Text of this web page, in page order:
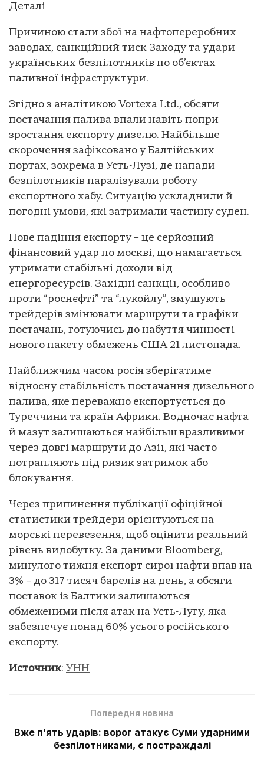
Деталі
Причиною стали збої на нафтопереробних
заводах, санкційний тиск Заходу та удари
українських безпілотників по об’єктах
паливної інфраструктури.
Згідно з аналітикою Vortexa Ltd., обсяги
постачання палива впали навіть попри
зростання експорту дизелю. Найбільше
скорочення зафіксовано у Балтійських
портах, зокрема в Усть-Лузі, де напади
безпілотників паралізували роботу
експортного хабу. Ситуацію ускладнили й
погодні умови, які затримали частину суден.
Нове падіння експорту – це серйозний
фінансовий удар по москві, що намагається
утримати стабільні доходи від
енергоресурсів. Західні санкції, особливо
проти “роснєфті” та “лукойлу”, змушують
трейдерів змінювати маршрути та графіки
постачань, готуючись до набуття чинності
нового пакету обмежень США 21 листопада.
Найближчим часом росія зберігатиме
відносну стабільність постачання дизельного
палива, яке переважно експортується до
Туреччини та країн Африки. Водночас нафта
й мазут залишаються найбільш вразливими
через довгі маршрути до Азії, які часто
потрапляють під ризик затримок або
блокування.
Через припинення публікації офіційної
статистики трейдери орієнтуються на
морські перевезення, щоб оцінити реальний
рівень видобутку. За даними Bloomberg,
минулого тижня експорт сирої нафти впав на
3% – до 317 тисяч барелів на день, а обсяги
поставок із Балтики залишаються
обмеженими після атак на Усть-Лугу, яка
забезпечує понад 60% усього російського
експорту.
Источник: УНН
Попередня новина
Вже п’ять ударів: ворог атакує Суми ударними
безпілотниками, є постраждалі